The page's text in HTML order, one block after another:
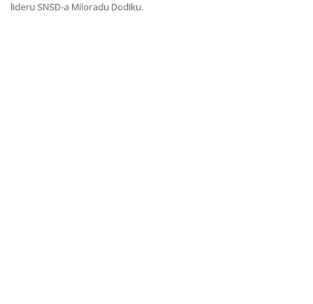
lideru SNSD-a Miloradu Dodiku.